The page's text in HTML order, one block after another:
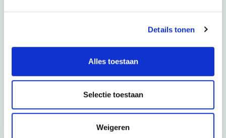
Details tonen
Alles toestaan
Selectie toestaan
Weigeren
SAUVEGARDER
PROCHAINE ÉTAPE